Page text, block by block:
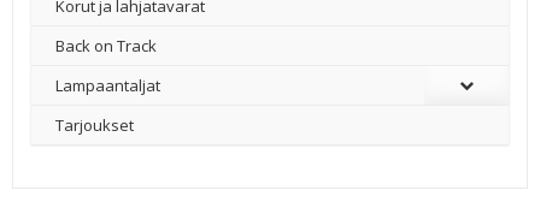
Korut ja lahjatavarat
Back on Track
Lampaantaljat
Tarjoukset